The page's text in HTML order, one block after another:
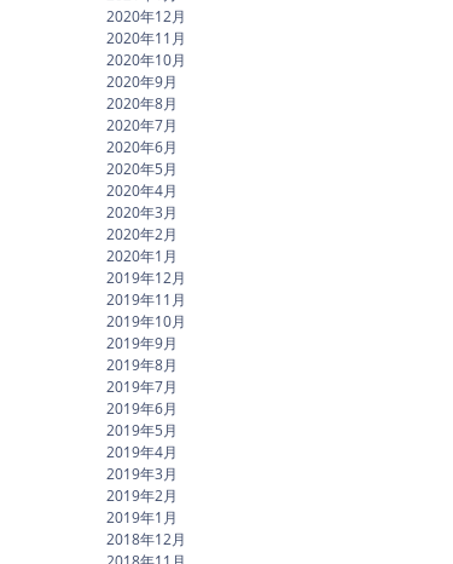
2020年12月
2020年11月
2020年10月
2020年9月
2020年8月
2020年7月
2020年6月
2020年5月
2020年4月
2020年3月
2020年2月
2020年1月
2019年12月
2019年11月
2019年10月
2019年9月
2019年8月
2019年7月
2019年6月
2019年5月
2019年4月
2019年3月
2019年2月
2019年1月
2018年12月